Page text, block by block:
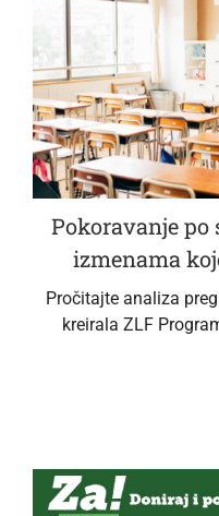
Pokoravanje
izmenama
Pročitajte analiza
kreirala ZLF